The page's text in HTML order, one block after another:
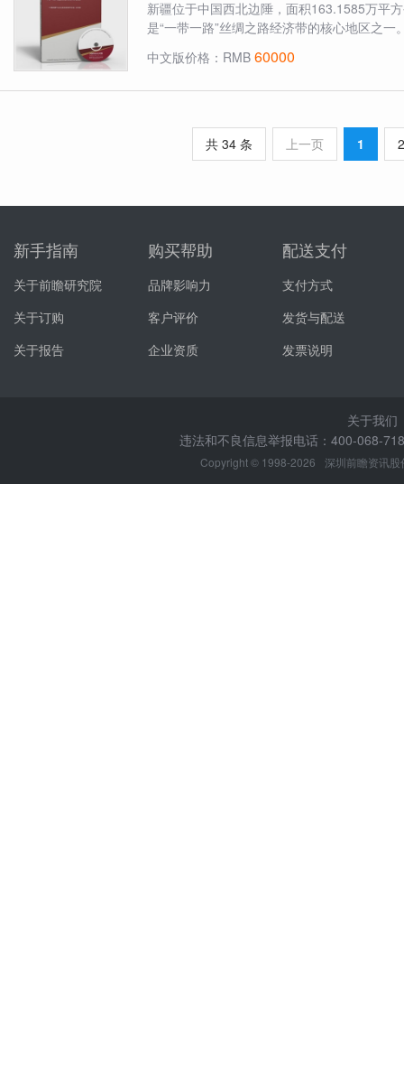
新疆位于中国西北边陲，面积163.1585万平
是“一带一路”丝绸之路经济带的核心地区之
中文版价格：RMB60000
共 34 条 上一页 1 2
新手指南
关于前瞻研究院
关于订购
关于报告
购买帮助
品牌影响力
客户评价
企业资质
配送支付
支付方式
发货与配送
发票说明
关于我们
违法和不良信息举报电话：400-068-
Copyright © 1998-2026 深圳前瞻资讯股